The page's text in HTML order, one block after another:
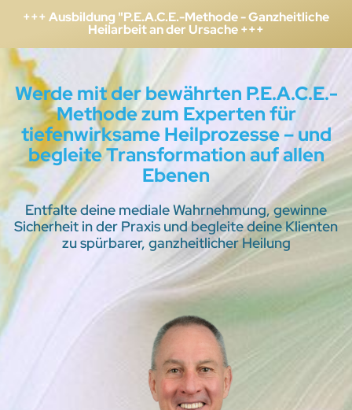
+++ Ausbildung "P.E.A.C.E.-Methode - Ganzheitliche
Heilarbeit an der Ursache +++
Werde mit der bewährten P.E.A.C.E.-
Methode zum Experten für
tiefenwirksame Heilprozesse – und
begleite Transformation auf allen
Ebenen
Entfalte deine mediale Wahrnehmung, gewinne
Sicherheit in der Praxis und begleite deine Klienten
zu spürbarer, ganzheitlicher Heilung